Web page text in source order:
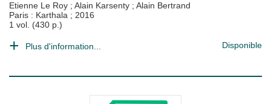
Etienne Le Roy ; Alain Karsenty ; Alain Bertrand
Paris : Karthala ; 2016
1 vol. (430 p.)
Plus d'information... Disponible